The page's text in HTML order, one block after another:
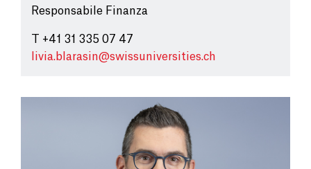
Responsabile Finanza
T +41 31 335 07 47
livia.blarasin@swissuniversities.ch